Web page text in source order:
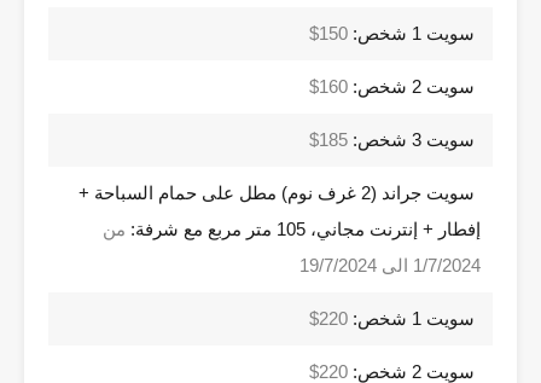
سويت 1 شخص: 150$
سويت 2 شخص: 160$
سويت 3 شخص: 185$
سويت جراند (2 غرف نوم) مطل على حمام السباحة +
إفطار + إنترنت مجاني، 105 متر مربع مع شرفة:
من
1/7/2024 الى 19/7/2024
سويت 1 شخص: 220$
سويت 2 شخص: 220$